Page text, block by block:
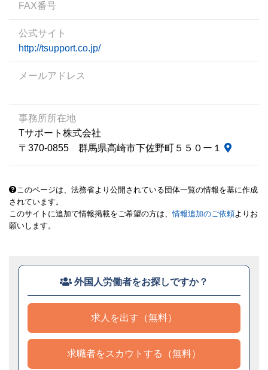
FAX番号
公式サイト
http://tsupport.co.jp/
メールアドレス
事務所所在地
Tサポート株式会社
〒370-0855 群馬県高崎市下佐野町５５０ー１
このページは、法務省より公開されている団体一覧の情報を基に作成
されています。
このサイトに追加で情報掲載をご希望の方は、情報追加のご依頼よりお
願いします。
外国人労働者をお探しですか？
求人を出す（無料）
求職者をスカウトする（無料）